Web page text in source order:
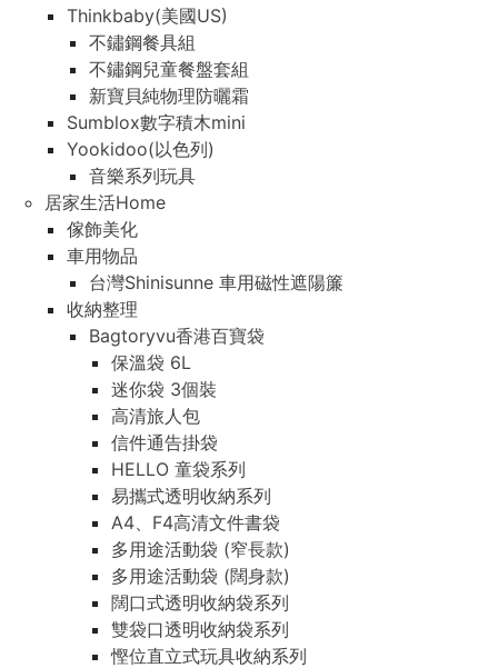
Thinkbaby(美國US)
不鏽鋼餐具組
不鏽鋼兒童餐盤套組
新寶貝純物理防曬霜
Sumblox數字積木mini
Yookidoo(以色列)
音樂系列玩具
居家生活Home
傢飾美化
車用物品
台灣Shinisunne 車用磁性遮陽簾
收納整理
Bagtoryvu香港百寶袋
保溫袋 6L
迷你袋 3個裝
高清旅人包
信件通告掛袋
HELLO 童袋系列
易攜式透明收納系列
A4、F4高清文件書袋
多用途活動袋 (窄長款)
多用途活動袋 (闊身款)
闊口式透明收納袋系列
雙袋口透明收納袋系列
慳位直立式玩具收納系列